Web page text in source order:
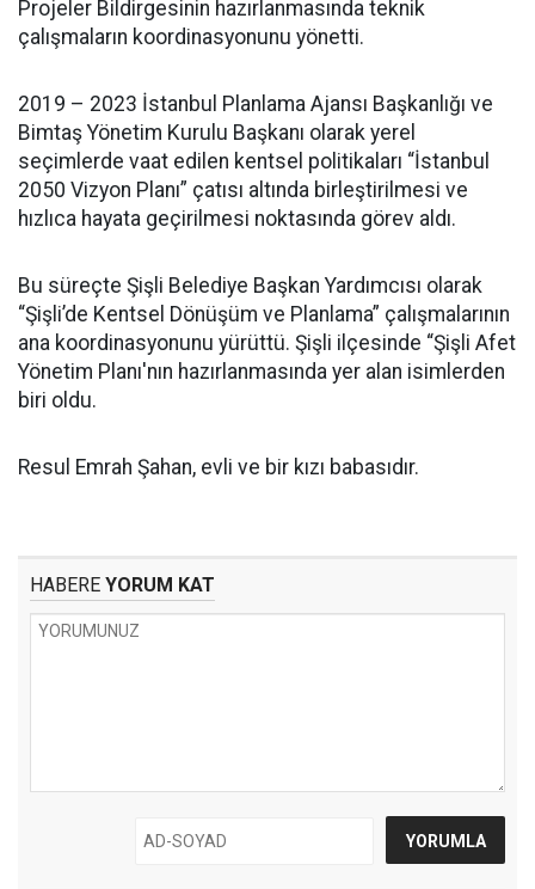
Projeler Bildirgesinin hazırlanmasında teknik
çalışmaların koordinasyonunu yönetti.
2019 – 2023 İstanbul Planlama Ajansı Başkanlığı ve
Bimtaş Yönetim Kurulu Başkanı olarak yerel
seçimlerde vaat edilen kentsel politikaları “İstanbul
2050 Vizyon Planı” çatısı altında birleştirilmesi ve
hızlıca hayata geçirilmesi noktasında görev aldı.
Bu süreçte Şişli Belediye Başkan Yardımcısı olarak
“Şişli’de Kentsel Dönüşüm ve Planlama” çalışmalarının
ana koordinasyonunu yürüttü. Şişli ilçesinde “Şişli Afet
Yönetim Planı'nın hazırlanmasında yer alan isimlerden
biri oldu.
Resul Emrah Şahan, evli ve bir kızı babasıdır.
HABERE YORUM KAT